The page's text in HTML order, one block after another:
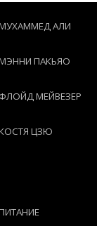
АЛИ
ПАКЬЯО
ФЛОЙД МЕЙВЕЗЕР
ЦЗЮ